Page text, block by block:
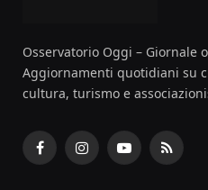
Osservatorio Oggi – Giornale
Aggiornamenti quotidiani su
cultura, turismo e
FacebookInstagramYouTubeRSS